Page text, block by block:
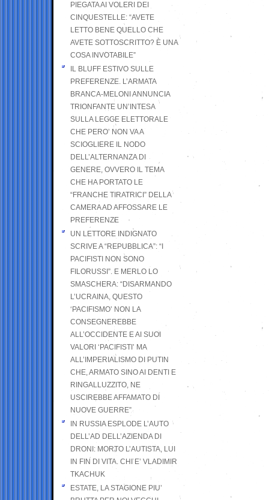
PIEGATA AI VOLERI DEI
CINQUESTELLE: “AVETE
LETTO BENE QUELLO CHE
AVETE SOTTOSCRITTO? È UNA
COSA INVOTABILE”
IL BLUFF ESTIVO SULLE
PREFERENZE. L’ARMATA
BRANCA-MELONI ANNUNCIA
TRIONFANTE UN’INTESA
SULLA LEGGE ELETTORALE
CHE PERO’ NON VA A
SCIOGLIERE IL NODO
DELL’ALTERNANZA DI
GENERE, OVVERO IL TEMA
CHE HA PORTATO LE
“FRANCHE TIRATRICI” DELLA
CAMERA AD AFFOSSARE LE
PREFERENZE
UN LETTORE INDIGNATO
SCRIVE A “REPUBBLICA”: “I
PACIFISTI NON SONO
FILORUSSI”. E MERLO LO
SMASCHERA: “DISARMANDO
L’UCRAINA, QUESTO
‘PACIFISMO’ NON LA
CONSEGNEREBBE
ALL’OCCIDENTE E AI SUOI
VALORI ‘PACIFISTI’ MA
ALL’IMPERIALISMO DI PUTIN
CHE, ARMATO SINO AI DENTI E
RINGALLUZZITO, NE
USCIREBBE AFFAMATO DI
NUOVE GUERRE”
IN RUSSIA ESPLODE L’AUTO
DELL’AD DELL’AZIENDA DI
DRONI: MORTO L’AUTISTA, LUI
IN FIN DI VITA. CHI E’ VLADIMIR
TKACHUK
ESTATE, LA STAGIONE PIU’